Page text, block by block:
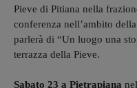
Pieve di Pitiana nella
conferenza nell’ambito
parlerà di “Un luogo una
terrazza della Pieve.
Sabato 23 a Pietrapiana